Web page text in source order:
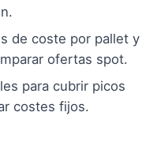
de coste por pallet y
ofertas spot.
para cubrir picos
costes fijos.